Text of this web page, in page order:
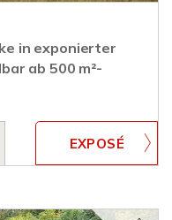
in exponierter
ab 500 m²-